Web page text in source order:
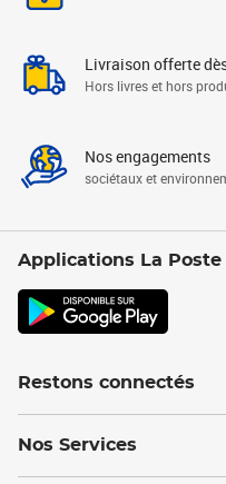
Livraison offerte
Hors livres et hors
Nos engagements
sociétaux et
Applications La Poste
Restons connectés
Nos Services